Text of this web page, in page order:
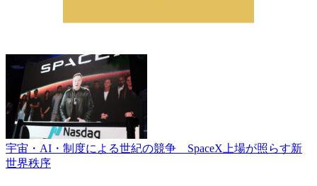
宇宙・AI・制度による世紀の競争 SpaceX上場が照らす新
世界秩序